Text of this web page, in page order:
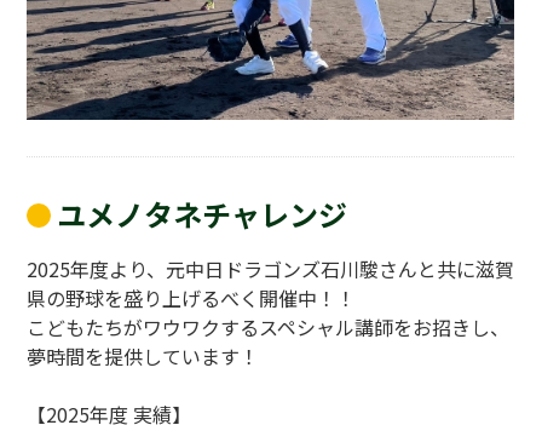
ユメノタネチャレンジ
2025年度より、元中日ドラゴンズ石川駿さんと共に滋賀
県の野球を盛り上げるべく開催中！！
こどもたちがワウワクするスペシャル講師をお招きし、
夢時間を提供しています！
【2025年度 実績】